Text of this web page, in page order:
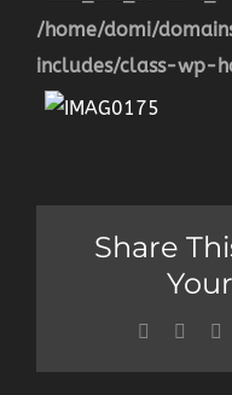
/home/domi/
includes/class-wp-
Share
Facebook
Twitter